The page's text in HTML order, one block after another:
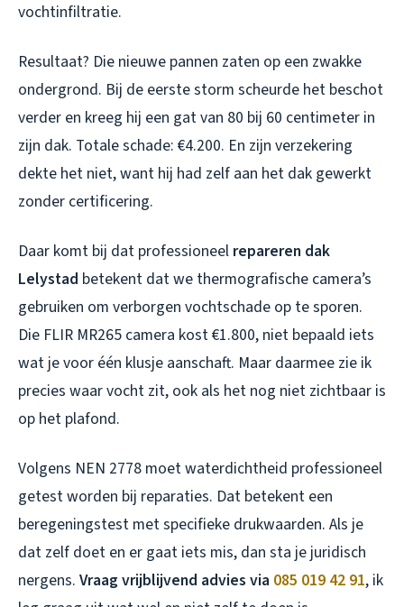
vochtinfiltratie.
Resultaat? Die nieuwe pannen zaten op een zwakke
ondergrond. Bij de eerste storm scheurde het beschot
verder en kreeg hij een gat van 80 bij 60 centimeter in
zijn dak. Totale schade: €4.200. En zijn verzekering
dekte het niet, want hij had zelf aan het dak gewerkt
zonder certificering.
Daar komt bij dat professioneel repareren dak
Lelystad betekent dat we thermografische camera’s
gebruiken om verborgen vochtschade op te sporen.
Die FLIR MR265 camera kost €1.800, niet bepaald iets
wat je voor één klusje aanschaft. Maar daarmee zie ik
precies waar vocht zit, ook als het nog niet zichtbaar is
op het plafond.
Volgens NEN 2778 moet waterdichtheid professioneel
getest worden bij reparaties. Dat betekent een
beregeningstest met specifieke drukwaarden. Als je
dat zelf doet en er gaat iets mis, dan sta je juridisch
nergens. Vraag vrijblijvend advies via 085 019 42 91, ik